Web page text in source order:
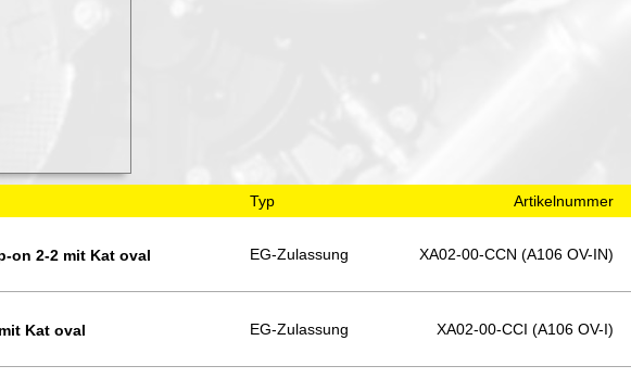
Typ Artikelnummer
on 2-2 mit Kat oval EG-Zulassung XA02-00-CCN (A106 OV-IN)
Kat oval EG-Zulassung XA02-00-CCI (A106 OV-I)